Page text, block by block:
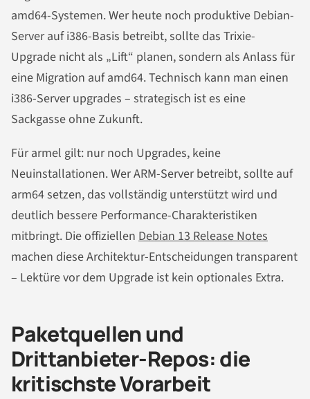
amd64-Systemen. Wer heute noch produktive Debian-
Server auf i386-Basis betreibt, sollte das Trixie-
Upgrade nicht als „Lift“ planen, sondern als Anlass für
eine Migration auf amd64. Technisch kann man einen
i386-Server upgrades – strategisch ist es eine
Sackgasse ohne Zukunft.
Für armel gilt: nur noch Upgrades, keine
Neuinstallationen. Wer ARM-Server betreibt, sollte auf
arm64 setzen, das vollständig unterstützt wird und
deutlich bessere Performance-Charakteristiken
mitbringt. Die offiziellen Debian 13 Release Notes
machen diese Architektur-Entscheidungen transparent
– Lektüre vor dem Upgrade ist kein optionales Extra.
Paketquellen und
Drittanbieter-Repos: die
kritischste Vorarbeit